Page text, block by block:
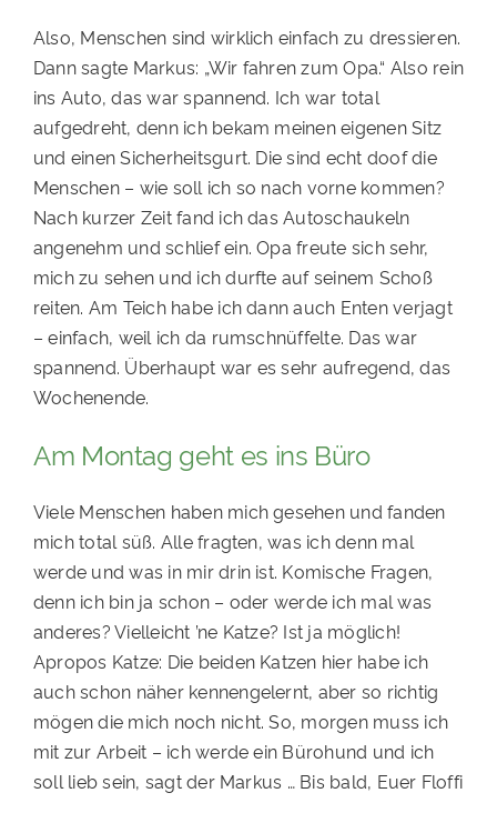
Also, Menschen sind wirklich einfach zu dressieren.
Dann sagte Markus: „Wir fahren zum Opa.“ Also rein
ins Auto, das war spannend. Ich war total
aufgedreht, denn ich bekam meinen eigenen Sitz
und einen Sicherheitsgurt. Die sind echt doof die
Menschen – wie soll ich so nach vorne kommen?
Nach kurzer Zeit fand ich das Autoschaukeln
angenehm und schlief ein. Opa freute sich sehr,
mich zu sehen und ich durfte auf seinem Schoß
reiten. Am Teich habe ich dann auch Enten verjagt
– einfach, weil ich da rumschnüffelte. Das war
spannend. Überhaupt war es sehr aufregend, das
Wochenende.
Am Montag geht es ins Büro
Viele Menschen haben mich gesehen und fanden
mich total süß. Alle fragten, was ich denn mal
werde und was in mir drin ist. Komische Fragen,
denn ich bin ja schon – oder werde ich mal was
anderes? Vielleicht ’ne Katze? Ist ja möglich!
Apropos Katze: Die beiden Katzen hier habe ich
auch schon näher kennengelernt, aber so richtig
mögen die mich noch nicht. So, morgen muss ich
mit zur Arbeit – ich werde ein Bürohund und ich
soll lieb sein, sagt der Markus … Bis bald, Euer Floffi